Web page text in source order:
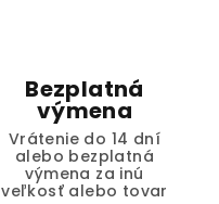
Bezplatná
výmena
Vrátenie do 14 dní
alebo bezplatná
výmena za inú
veľkosť alebo tovar